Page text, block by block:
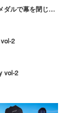
日本のゴールドメダルで幕を閉じた大会 。。。
2
vol-2